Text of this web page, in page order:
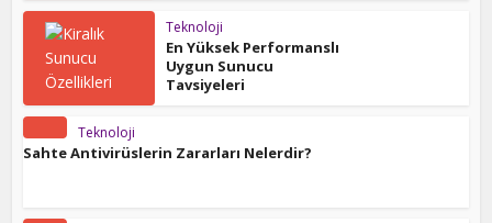
Teknoloji
En Yüksek Performanslı
Uygun Sunucu
Tavsiyeleri
Teknoloji
Sahte Antivirüslerin Zararları Nelerdir?